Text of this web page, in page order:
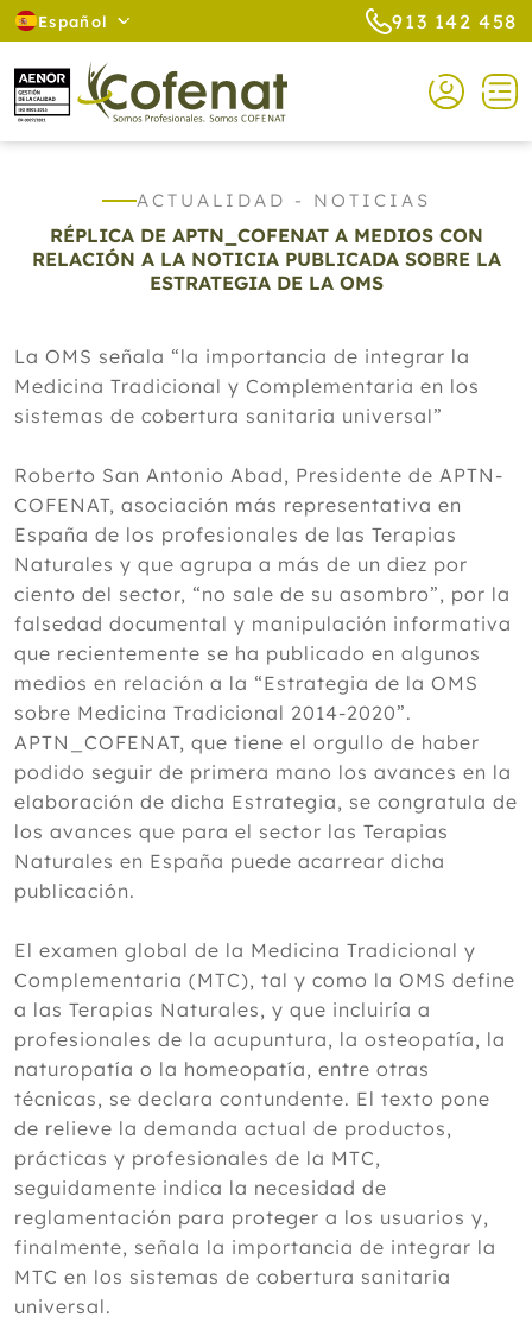
Español 913 142 458
ACTUALIDAD - NOTICIAS
RÉPLICA DE APTN_COFENAT A MEDIOS CON
RELACIÓN A LA NOTICIA PUBLICADA SOBRE LA
ESTRATEGIA DE LA OMS
La OMS señala “la importancia de integrar la
Medicina Tradicional y Complementaria en los
sistemas de cobertura sanitaria universal”
Roberto San Antonio Abad, Presidente de APTN-
COFENAT, asociación más representativa en
España de los profesionales de las Terapias
Naturales y que agrupa a más de un diez por
ciento del sector, “no sale de su asombro”, por la
falsedad documental y manipulación informativa
que recientemente se ha publicado en algunos
medios en relación a la “Estrategia de la OMS
sobre Medicina Tradicional 2014-2020”.
APTN_COFENAT, que tiene el orgullo de haber
podido seguir de primera mano los avances en la
elaboración de dicha Estrategia, se congratula de
los avances que para el sector las Terapias
Naturales en España puede acarrear dicha
publicación.
El examen global de la Medicina Tradicional y
Complementaria (MTC), tal y como la OMS define
a las Terapias Naturales, y que incluiría a
profesionales de la acupuntura, la osteopatía, la
naturopatía o la homeopatía, entre otras
técnicas, se declara contundente. El texto pone
de relieve la demanda actual de productos,
prácticas y profesionales de la MTC,
seguidamente indica la necesidad de
reglamentación para proteger a los usuarios y,
finalmente, señala la importancia de integrar la
MTC en los sistemas de cobertura sanitaria
universal.